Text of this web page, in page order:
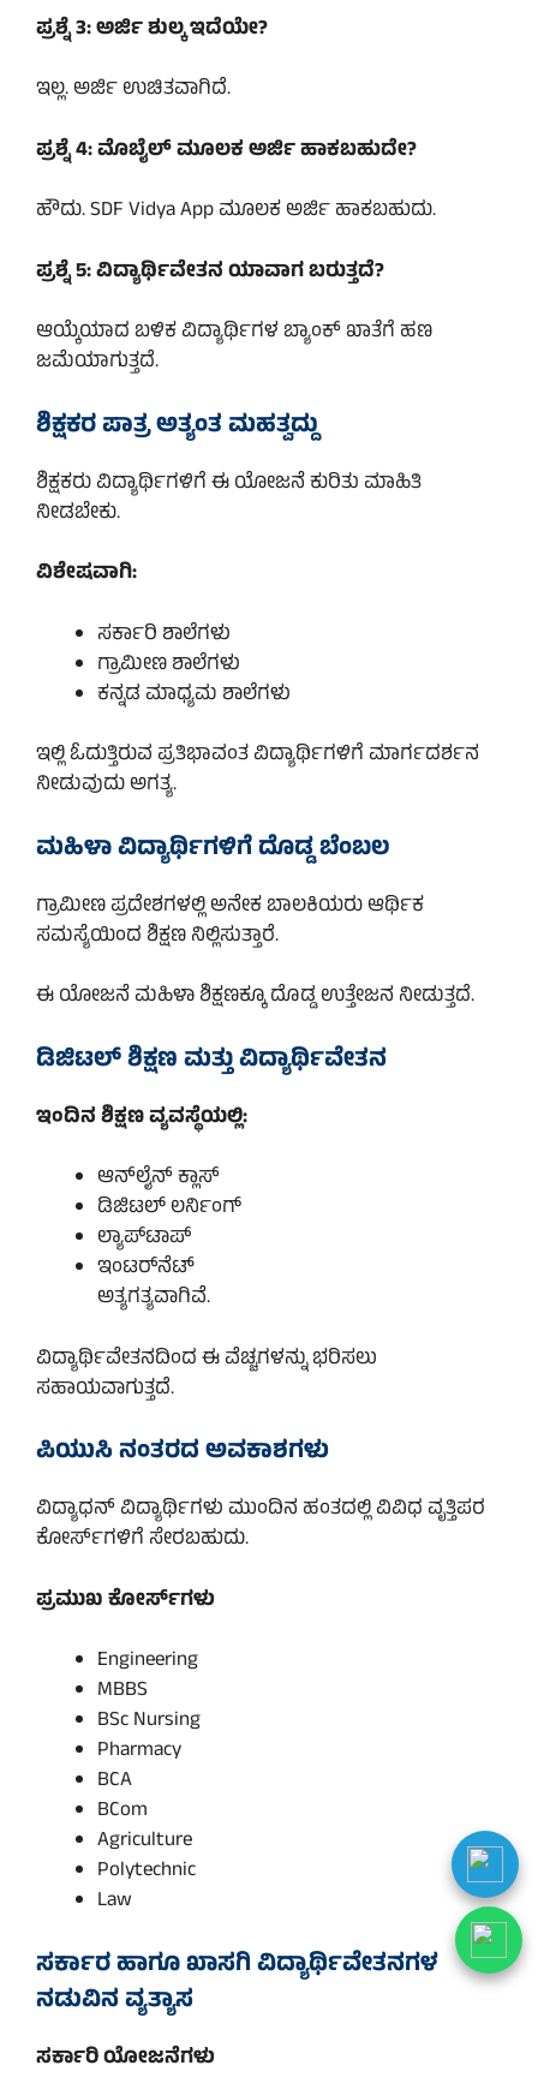
ಪ್ರಶ್ನೆ 3: ಅರ್ಜಿ ಶುಲ್ಕ ಇದೆಯೇ?
ಇಲ್ಲ. ಅರ್ಜಿ ಉಚಿತವಾಗಿದೆ.
ಪ್ರಶ್ನೆ 4: ಮೊಬೈಲ್ ಮೂಲಕ ಅರ್ಜಿ ಹಾಕಬಹುದೇ?
ಹೌದು. SDF Vidya App ಮೂಲಕ ಅರ್ಜಿ ಹಾಕಬಹುದು.
ಪ್ರಶ್ನೆ 5: ವಿದ್ಯಾರ್ಥಿವೇತನ ಯಾವಾಗ ಬರುತ್ತದೆ?
ಆಯ್ಕೆಯಾದ ಬಳಿಕ ವಿದ್ಯಾರ್ಥಿಗಳ ಬ್ಯಾಂಕ್ ಖಾತೆಗೆ ಹಣ
ಜಮೆಯಾಗುತ್ತದೆ.
ಶಿಕ್ಷಕರ ಪಾತ್ರ ಅತ್ಯಂತ ಮಹತ್ವದ್ದು
ಶಿಕ್ಷಕರು ವಿದ್ಯಾರ್ಥಿಗಳಿಗೆ ಈ ಯೋಜನೆ ಕುರಿತು ಮಾಹಿತಿ
ನೀಡಬೇಕು.
ವಿಶೇಷವಾಗಿ:
ಸರ್ಕಾರಿ ಶಾಲೆಗಳು
ಗ್ರಾಮೀಣ ಶಾಲೆಗಳು
ಕನ್ನಡ ಮಾಧ್ಯಮ ಶಾಲೆಗಳು
ಇಲ್ಲಿ ಓದುತ್ತಿರುವ ಪ್ರತಿಭಾವಂತ ವಿದ್ಯಾರ್ಥಿಗಳಿಗೆ ಮಾರ್ಗದರ್ಶನ
ನೀಡುವುದು ಅಗತ್ಯ.
ಮಹಿಳಾ ವಿದ್ಯಾರ್ಥಿಗಳಿಗೆ ದೊಡ್ಡ ಬೆಂಬಲ
ಗ್ರಾಮೀಣ ಪ್ರದೇಶಗಳಲ್ಲಿ ಅನೇಕ ಬಾಲಕಿಯರು ಆರ್ಥಿಕ
ಸಮಸ್ಯೆಯಿಂದ ಶಿಕ್ಷಣ ನಿಲ್ಲಿಸುತ್ತಾರೆ.
ಈ ಯೋಜನೆ ಮಹಿಳಾ ಶಿಕ್ಷಣಕ್ಕೂ ದೊಡ್ಡ ಉತ್ತೇಜನ ನೀಡುತ್ತದೆ.
ಡಿಜಿಟಲ್ ಶಿಕ್ಷಣ ಮತ್ತು ವಿದ್ಯಾರ್ಥಿವೇತನ
ಇಂದಿನ ಶಿಕ್ಷಣ ವ್ಯವಸ್ಥೆಯಲ್ಲಿ:
ಆನ್‌ಲೈನ್ ಕ್ಲಾಸ್
ಡಿಜಿಟಲ್ ಲರ್ನಿಂಗ್
ಲ್ಯಾಪ್‌ಟಾಪ್
ಇಂಟರ್‌ನೆಟ್
ಅತ್ಯಗತ್ಯವಾಗಿವೆ.
ವಿದ್ಯಾರ್ಥಿವೇತನದಿಂದ ಈ ವೆಚ್ಚಗಳನ್ನು ಭರಿಸಲು
ಸಹಾಯವಾಗುತ್ತದೆ.
ಪಿಯುಸಿ ನಂತರದ ಅವಕಾಶಗಳು
ವಿದ್ಯಾಧನ್ ವಿದ್ಯಾರ್ಥಿಗಳು ಮುಂದಿನ ಹಂತದಲ್ಲಿ ವಿವಿಧ ವೃತ್ತಿಪರ
ಕೋರ್ಸ್‌ಗಳಿಗೆ ಸೇರಬಹುದು.
ಪ್ರಮುಖ ಕೋರ್ಸ್‌ಗಳು
Engineering
MBBS
BSc Nursing
Pharmacy
BCA
BCom
Agriculture
Polytechnic
Law
ಸರ್ಕಾರ ಹಾಗೂ ಖಾಸಗಿ ವಿದ್ಯಾರ್ಥಿವೇತನಗಳ
ನಡುವಿನ ವ್ಯತ್ಯಾಸ
ಸರ್ಕಾರಿ ಯೋಜನೆಗಳು